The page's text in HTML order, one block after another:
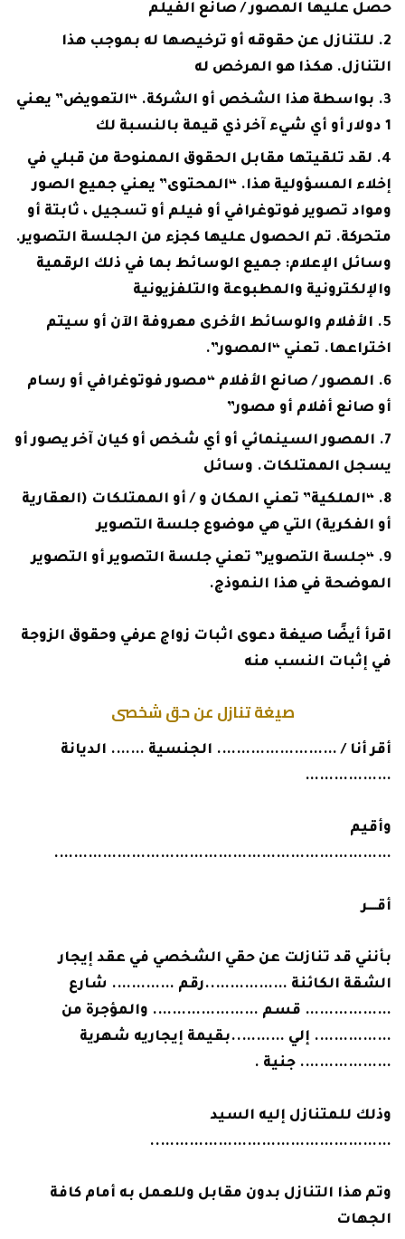
حصل عليها المصور / صانع الفيلم
للتنازل عن حقوقه أو ترخيصها له بموجب هذا
التنازل. هكذا هو المرخص له
بواسطة هذا الشخص أو الشركة. “التعويض” يعني
1 دولار أو أي شيء آخر ذي قيمة بالنسبة لك
لقد تلقيتها مقابل الحقوق الممنوحة من قبلي في
إخلاء المسؤولية هذا. “المحتوى” يعني جميع الصور
ومواد تصوير فوتوغرافي أو فيلم أو تسجيل ، ثابتة أو
متحركة. تم الحصول عليها كجزء من الجلسة التصوير.
وسائل الإعلام: جميع الوسائط بما في ذلك الرقمية
والإلكترونية والمطبوعة والتلفزيونية
الأفلام والوسائط الأخرى معروفة الآن أو سيتم
اختراعها. تعني “المصور”.
المصور / صانع الأفلام “مصور فوتوغرافي أو رسام
أو صانع أفلام أو مصور”
المصور السينمائي أو أي شخص أو كيان آخر يصور أو
يسجل الممتلكات. وسائل
“الملكية” تعني المكان و / أو الممتلكات (العقارية
أو الفكرية) التي هي موضوع جلسة التصوير
“جلسة التصوير” تعني جلسة التصوير أو التصوير
الموضحة في هذا النموذج.
اقرأ أيضًا صيغة دعوى اثبات زواج عرفي وحقوق الزوجة
في إثبات النسب منه
صيغة تنازل عن حق شخصى
أقر أنا / ……………………. الجنسية ……. الديانة
………………
وأقيم
…………………………………………………………….
أقـــــر
بأنني قد تنازلت عن حقي الشخصي في عقد إيجار
الشقة الكائنة ……………..رقم …………. شارع
……………… قسم …………………. والمؤجرة من
……………. إلي ………..بقيمة إيجاريه شهرية
………………. جنية .
وذلك للمتنازل إليه السيد
…………………………………………..
وتم هذا التنازل بدون مقابل وللعمل به أمام كافة
الجهات